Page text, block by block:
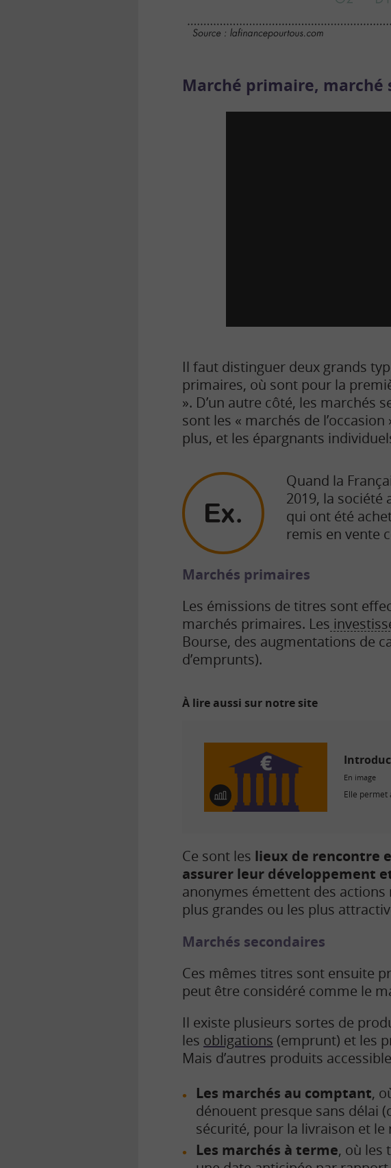
Marché primaire, marché
Il faut distinguer deux grands
primaires, où sont pour la
». D’un autre côté, les marchés
sont les « marchés de
plus, et les épargnants
Quand la
2019, la société
qui ont été
remis en vente
Marchés primaires
Les émissions de titres sont
marchés primaires. Les
Bourse, des augmentations de
d’emprunts).
À lire aussi sur notre site
E
n
g
e
En image
Elle permet
Ce sont les lieux de rencontre
assurer leur développement
anonymes émettent des
plus grandes ou les plus
Marchés secondaires
Ces mêmes titres sont ensuite
peut être considéré comme le
Il existe plusieurs sortes de
les obligations (emprunt) et les
Mais d’autres produits
Les marchés au comptant,
dénouent presque sans délai
sécurité, pour la livraison et
Les marchés à terme, où les